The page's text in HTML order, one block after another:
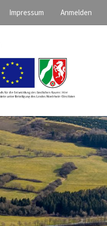
Impressum Anmelden